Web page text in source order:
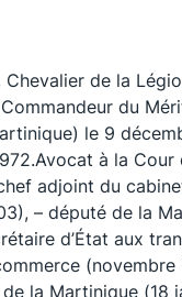
Chevalier de la
du
le 9
à la Cour
adjoint du
– député de la
d’État aux
(novembre
de la Martinique (18